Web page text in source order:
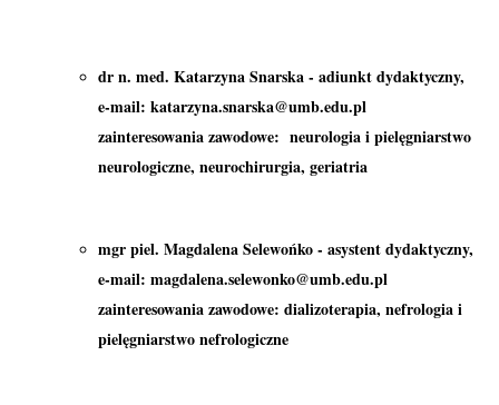
dr n. med. Katarzyna Snarska - adiunkt dydaktyczny,
e-mail: katarzyna.snarska@umb.edu.pl
zainteresowania zawodowe: neurologia i pielęgniarstwo
neurologiczne, neurochirurgia, geriatria
mgr piel. Magdalena Selewońko - asystent dydaktyczny,
e-mail: magdalena.selewonko@umb.edu.pl
zainteresowania zawodowe: dializoterapia, nefrologia i
pielęgniarstwo nefrologiczne